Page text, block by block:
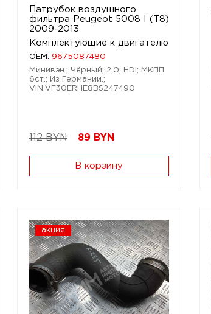
Патрубок воздушного
фильтра Peugeot 5008 I (T8)
2009-2013
Комплектующие к двигателю
OEM: 9675087480
Минивэн.; Чёрный; 2,0; HDi; МКПП
6ст.; Из Германии.;
VIN:VF30ERHE8BS247490
112 BYN 89 BYN
В корзину
акция